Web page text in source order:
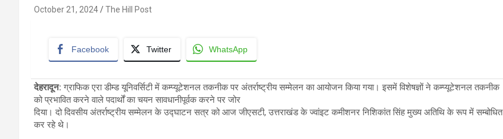
October 21, 2024 The Hill Post
Facebook Twitter WhatsApp
देहरादून: ग्राफिक एरा डीम्ड यूनिवर्सिटी में कम्प्यूटेशनल तकनीक पर अंतर्राष्ट्रीय सम्मेलन का आयोजन किया गया। इसमें विशेषज्ञों ने कम्प्यूटेशनल तकनीक
को प्रभावित करने वाले पदार्थों का चयन सावधानीपूर्वक करने पर जोर
दिया। दो दिवसीय अंतर्राष्ट्रीय सम्मेलन के उद्घाटन सत्र को आज जीएसटी, उत्तराखंड के ज्वांइट कमीशनर निशिकांत सिंह मुख्य अतिथि के रूप में सम्बोधित
कर रहे थे।